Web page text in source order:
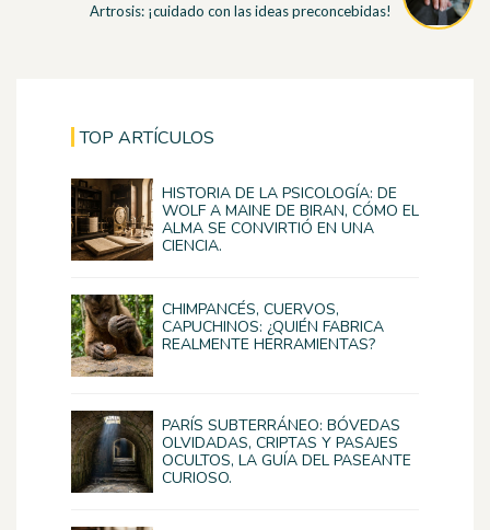
Artrosis: ¡cuidado con las ideas preconcebidas!
TOP ARTÍCULOS
HISTORIA DE LA PSICOLOGÍA: DE
WOLF A MAINE DE BIRAN, CÓMO EL
ALMA SE CONVIRTIÓ EN UNA
CIENCIA.
CHIMPANCÉS, CUERVOS,
CAPUCHINOS: ¿QUIÉN FABRICA
REALMENTE HERRAMIENTAS?
PARÍS SUBTERRÁNEO: BÓVEDAS
OLVIDADAS, CRIPTAS Y PASAJES
OCULTOS, LA GUÍA DEL PASEANTE
CURIOSO.